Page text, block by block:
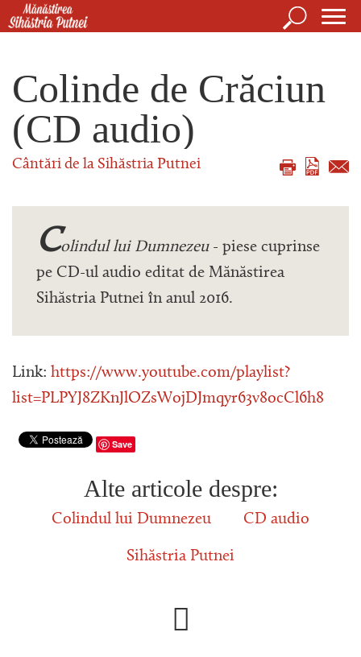
Mergi la conţinutul principal
Căutare
Colinde de Crăciun
(CD audio)
Cântări de la Sihăstria Putnei
Colindul lui Dumnezeu - piese cuprinse
pe CD-ul audio editat de Mănăstirea
Sihăstria Putnei în anul 2016.
Link: https://www.youtube.com/playlist?
list=PLPYJ8ZKnJlOZsWojDJmqyr63v8ocCl6h8
Save
Alte articole despre:
Colindul lui Dumnezeu CD audio
Sihăstria Putnei